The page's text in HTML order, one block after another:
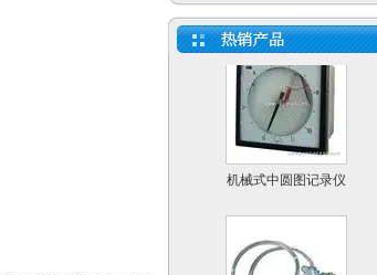
机械式中圆图记录仪